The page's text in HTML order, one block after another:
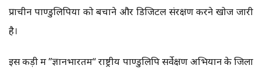
प्राचीन पाण्डुलिपियों को बचाने और डिजिटल संरक्षण करने खोज जारी
है।
इस कड़ी में ”ज्ञानभारतम“ राष्ट्रीय पाण्डुलिपि सर्वेक्षण अभियान के जिला